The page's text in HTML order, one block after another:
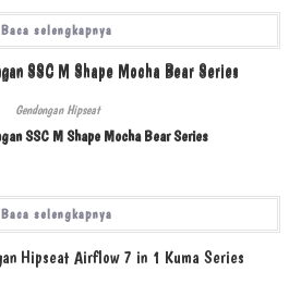
Baca selengkapnya
Gendongan Hipseat
SSC M Shape Mocha Bear Series
Baca selengkapnya